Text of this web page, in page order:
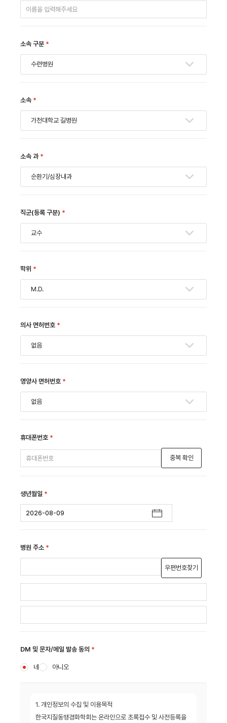
소속 구분 *
수련병원
소속 *
가천대학교 길병원
소속 과 *
순환기/심장내과
직군(등록 구분) *
교수
학위 *
M.D.
의사 면허번호 *
없음
영양사 면허번호 *
없음
휴대폰번호 *
중복 확인
생년월일 *
병원 주소 *
우편번호찾기
DM 및 문자/메일 발송 동의 *
네 아니오
1. 개인정보의 수집 및 이용목적
한국지질동맹경화학회는 온라인으로 초록접수 및 사전등록을